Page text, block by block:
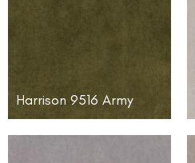
Harrison 9516 Army